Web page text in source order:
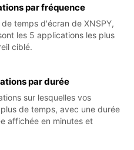
par fréquence
temps d'écran de XNSPY,
les 5 applications les plus
ciblé.
par durée
sur lesquelles vos
de temps, avec une durée
affichée en minutes et